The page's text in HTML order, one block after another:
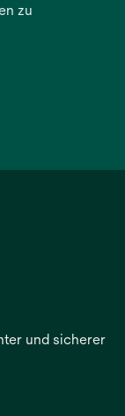
zu
und sicherer